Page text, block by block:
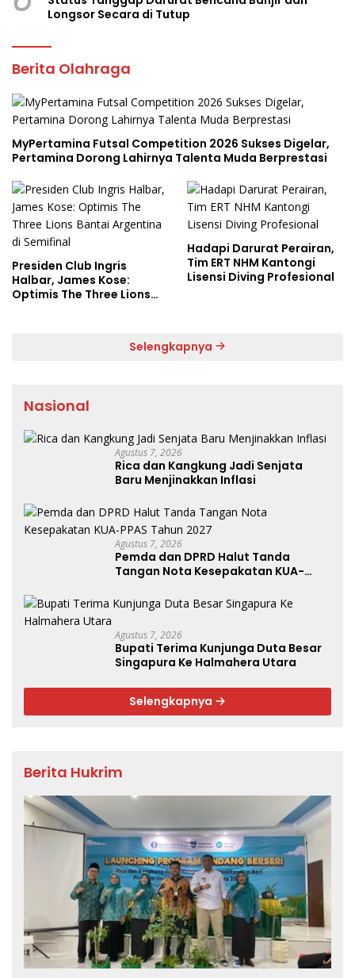
Longsor Secara di Tutup
Berita Olahraga
MyPertamina Futsal Competition 2026 Sukses Digelar,
Pertamina Dorong Lahirnya Talenta Muda Berprestasi
Presiden Club Ingris
Halbar, James Kose:
Optimis The Three Lions
Hadapi Darurat Perairan,
Tim ERT NHM Kantongi
Lisensi Diving Profesional
Selengkapnya
Nasional
Agustus 7, 2026
Rica dan Kangkung Jadi Senjata
Baru Menjinakkan Inflasi
Agustus 7, 2026
Pemda dan DPRD Halut Tanda
Tangan Nota Kesepakatan KUA-
Agustus 7, 2026
Bupati Terima Kunjunga Duta Besar
Singapura Ke Halmahera Utara
Selengkapnya
Berita Hukrim